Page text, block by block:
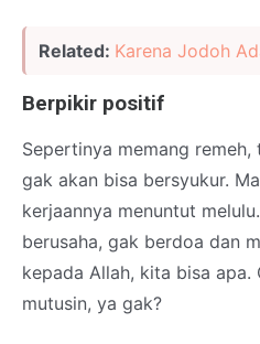
Related: Karena Jodoh
Berpikir positif
Sepertinya memang
gak akan bisa bersyukur.
kerjaannya menuntut
berusaha, gak berdoa dan
kepada Allah, kita bisa apa.
mutusin, ya gak?